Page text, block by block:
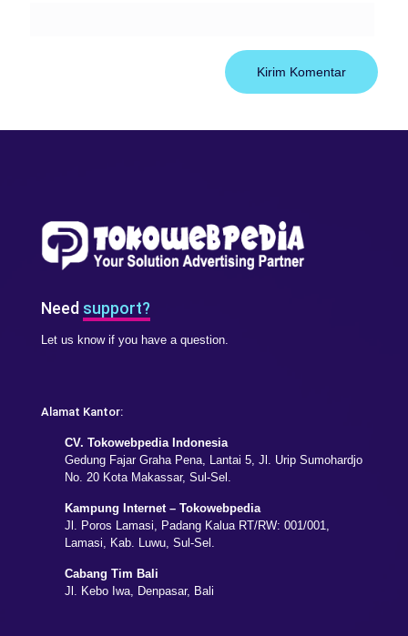
Need support?
Let us know if you have a question.
Alamat Kantor:
CV. Tokowebpedia Indonesia
Gedung Fajar Graha Pena, Lantai 5, Jl. Urip Sumohardjo
No. 20 Kota Makassar, Sul-Sel.
Kampung Internet – Tokowebpedia
Jl. Poros Lamasi, Padang Kalua RT/RW: 001/001,
Lamasi, Kab. Luwu, Sul-Sel.
Cabang Tim Bali
Jl. Kebo Iwa, Denpasar, Bali